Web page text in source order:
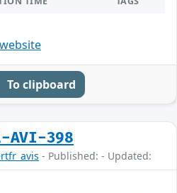
To clipboard
AVI-398
- Published: - Updated: